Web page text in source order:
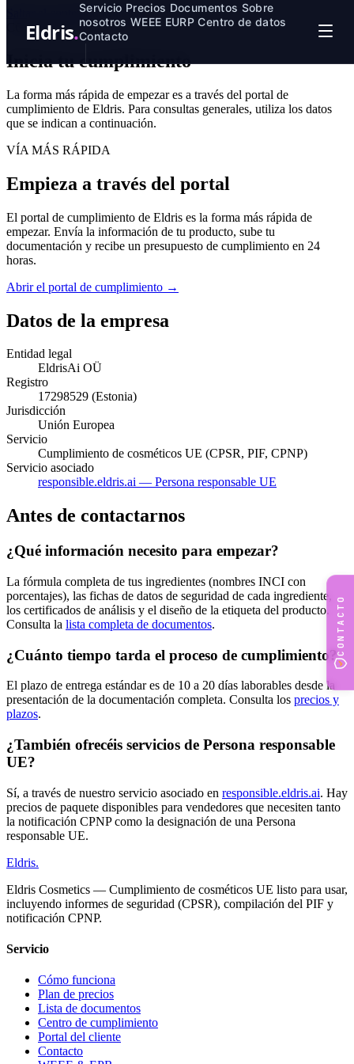
Saltar al contenido principal
Eldris.
Servicio Precios Documentos Sobre
nosotros WEEE EURPCentro de datos
Contacto
CONTACTO
Inicia tucumplimiento
La forma más rápida de empezar es a través del portal de
cumplimiento de Eldris. Para consultas generales, utiliza los datos
que se indican a continuación.
VÍA MÁS RÁPIDA
Empieza a través del portal
El portal de cumplimiento de Eldris es la forma más rápida de
empezar. Envía la información de tu producto, sube tu
documentación y recibe un presupuesto de cumplimiento en 24
horas.
Abrir el portal de cumplimiento →
Datos de la empresa
Entidad legal
EldrisAi OÜ
Registro
17298529 (Estonia)
Jurisdicción
Unión Europea
Servicio
Cumplimiento de cosméticos UE (CPSR, PIF, CPNP)
Servicio asociado
responsible.eldris.ai — Persona responsable UE
Antes de contactarnos
¿Qué información necesito para empezar?
La fórmula completa de tus ingredientes (nombres INCI con
porcentajes), las fichas de datos de seguridad de cada ingrediente,
los certificados de análisis y el diseño de la etiqueta del producto.
Consulta la lista completa de documentos.
¿Cuánto tiempo tarda el proceso de cumplimiento?
El plazo de entrega estándar es de 10 a 20 días laborables desde la
presentación de la documentación completa. Consulta los precios y
plazos.
¿También ofrecéis servicios de Persona responsable
UE?
Sí, a través de nuestro servicio asociado en responsible.eldris.ai. Hay
precios de paquete disponibles para vendedores que necesiten tanto
la notificación CPNP como la designación de una Persona
responsable UE.
Eldris.
Eldris Cosmetics — Cumplimiento de cosméticos UE listo para usar,
incluyendo informes de seguridad (CPSR), compilación del PIF y
notificación CPNP.
Servicio
Cómo funciona
Plan de precios
Lista de documentos
Centro de cumplimiento
Portal del cliente
Contacto
CONTACTO